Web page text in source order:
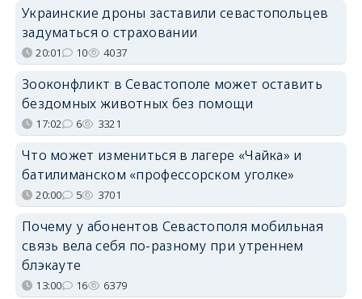
Украинские дроны заставили севастопольцев
задуматься о страховании
20:01 10 4037
Зооконфликт в Севастополе может оставить
бездомных животных без помощи
17:02 6 3321
Что может измениться в лагере «Чайка» и
батилиманском «профессорском уголке»
20:00 5 3701
Почему у абонентов Севастополя мобильная
связь вела себя по-разному при утреннем
блэкауте
13:00 16 6379